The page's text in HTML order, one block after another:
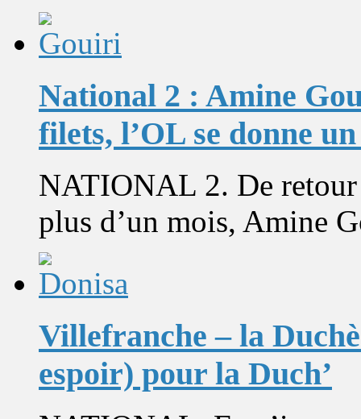
National 2 : Amine
filets, l’OL se donne
NATIONAL 2. De retour
plus d’un mois, Amine
Villefranche – la
espoir) pour la Duch’